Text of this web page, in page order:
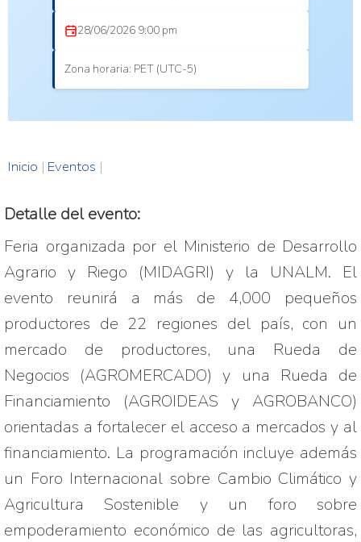
28/06/2026 9:00 pm
Zona horaria: PET (UTC-5)
Inicio | Eventos |
Detalle del evento:
Feria organizada por el Ministerio de Desarrollo
Agrario y Riego (MIDAGRI) y la UNALM. El
evento reunirá a más de 4,000 pequeños
productores de 22 regiones del país, con un
mercado de productores, una Rueda de
Negocios (AGROMERCADO) y una Rueda de
Financiamiento (AGROIDEAS y AGROBANCO)
orientadas a fortalecer el acceso a mercados y al
financiamiento. La programación incluye además
un Foro Internacional sobre Cambio Climático y
Agricultura Sostenible y un foro sobre
empoderamiento económico de las agricultoras,